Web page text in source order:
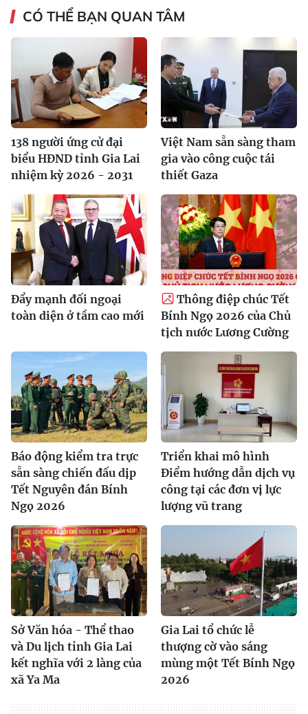
CÓ THỂ BẠN QUAN TÂM
138 người ứng cử đại
biểu HĐND tỉnh Gia Lai
nhiệm kỳ 2026 - 2031
Việt Nam sẵn sàng tham
gia vào công cuộc tái
thiết Gaza
Đẩy mạnh đối ngoại
toàn diện ở tầm cao mới
Thông điệp chúc Tết
Bính Ngọ 2026 của Chủ
tịch nước Lương Cường
Báo động kiểm tra trực
sẵn sàng chiến đấu dịp
Tết Nguyên đán Bính
Ngọ 2026
Triển khai mô hình
Điểm hướng dẫn dịch vụ
công tại các đơn vị lực
lượng vũ trang
Sở Văn hóa - Thể thao
và Du lịch tỉnh Gia Lai
kết nghĩa với 2 làng của
xã Ya Ma
Gia Lai tổ chức lễ
thượng cờ vào sáng
mùng một Tết Bính Ngọ
2026